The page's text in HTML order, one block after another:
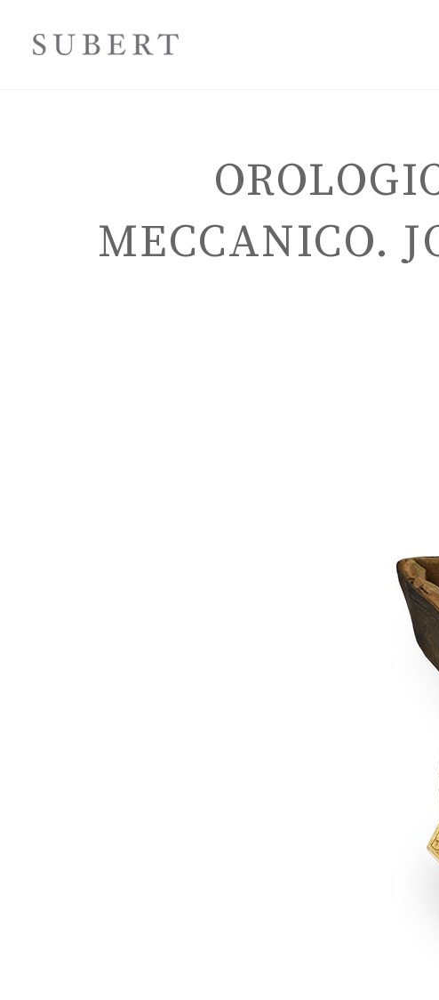
MECCANICO.